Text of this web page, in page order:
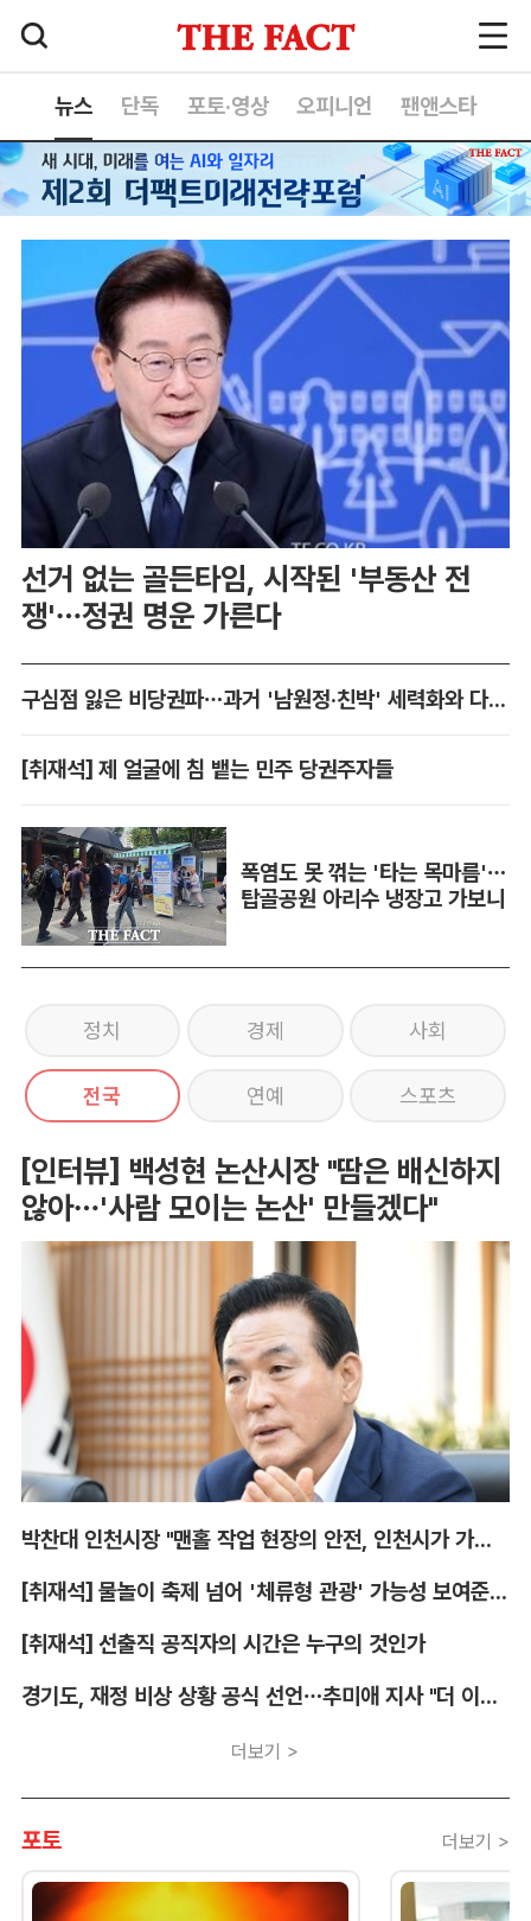
뉴스 단독 포토·영상 오피니언 팬앤스타
선거 없는 골든타임, 시작된 '부동산 전
쟁'…정권 명운 가른다
구심점 잃은 비당권파…과거 '남원정·친박' 세력화와 다른 점은
[취재석] 제 얼굴에 침 뱉는 민주 당권주자들
폭염도 못 꺾는 '타는 목마름'…
탑골공원 아리수 냉장고 가보니
정치 경제 사회
전국 연예 스포츠
[인터뷰] 백성현 논산시장 "땀은 배신하지
않아…'사람 모이는 논산' 만들겠다"
박찬대 인천시장 "맨홀 작업 현장의 안전, 인천시가 가장 앞장서겠다"
[취재석] 물놀이 축제 넘어 '체류형 관광' 가능성 보여준 안동 水페스타
[취재석] 선출직 공직자의 시간은 누구의 것인가
경기도, 재정 비상 상황 공식 선언…추미애 지사 "더 이상 끌어다 쓸 재원 없어"
더보기 >
포토 더보기 >